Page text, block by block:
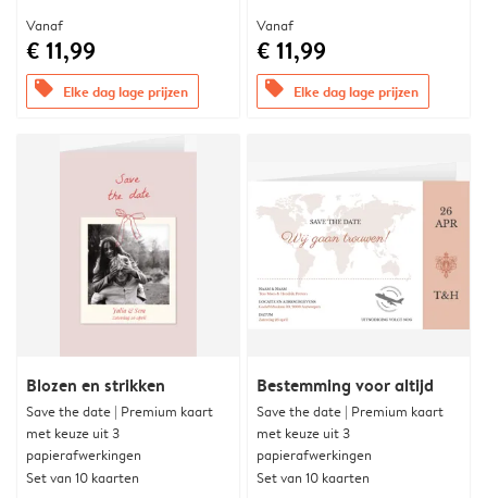
Vanaf
€ 11,99
offers Elke dag lage prijzen
Vanaf
€ 11,99
offers Elke dag lage prijzen
Blozen en strikken
Save the date | Premium kaart
met keuze uit 3
papierafwerkingen
Set van 10 kaarten
Bestemming voor altijd
Save the date | Premium kaart
met keuze uit 3
papierafwerkingen
Set van 10 kaarten